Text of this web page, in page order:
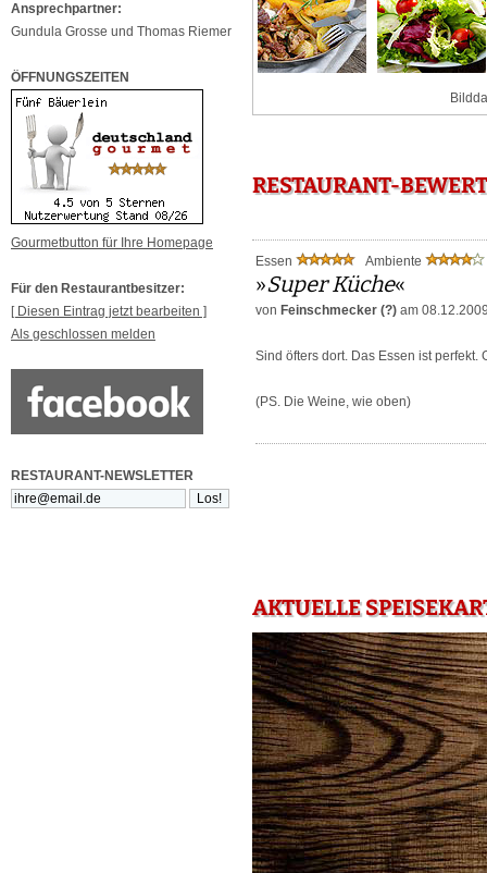
Ansprechpartner:
Gundula Grosse und Thomas Riemer
ÖFFNUNGSZEITEN
Gourmetbutton für Ihre Homepage
Für den Restaurantbesitzer:
[ Diesen Eintrag jetzt bearbeiten ]
Als geschlossen melden
RESTAURANT-NEWSLETTER
RESTAURANT-
Essen Ambiente
»Super Küche«
von Feinschmecker (?) am
Sind öfters dort. Das Essen ist perfekt.
(PS. Die Weine, wie oben)
AKTUELLE